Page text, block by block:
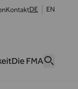
KontaktDE EN
Die FMA